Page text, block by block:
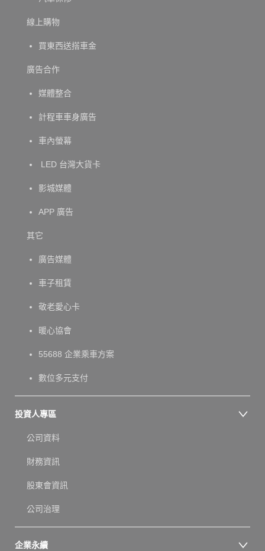
線上購物
買東西送搭車金
廣告合作
媒體整合
計程車車身廣告
車內螢幕
LED 台灣大貨卡
影城媒體
APP 廣告
其它
廣告媒體
車子租賃
敬老愛心卡
暖心協會
55688 企業乘車方案
數位多元支付
投資人專區
公司資料
財務資訊
股東會資訊
公司治理
企業永續